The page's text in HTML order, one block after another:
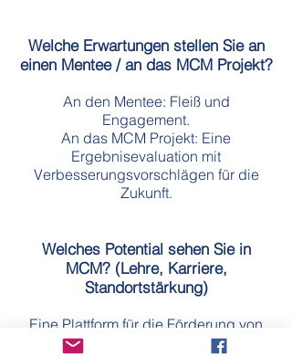
Welche Erwartungen stellen Sie an
einen Mentee / an das MCM Projekt?
An den Mentee: Fleiß und
Engagement.
An das MCM Projekt: Eine
Ergebnisevaluation mit
Verbesserungsvorschlägen für die
Zukunft.
Welches Potential sehen Sie in
MCM? (Lehre, Karriere,
Standortstärkung)
Eine Plattform für die Förderung von
hochmotivierten und talentierten